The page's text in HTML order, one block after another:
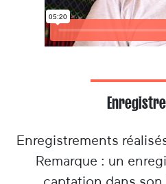
Enregistrements
Remarque : un
captation dans